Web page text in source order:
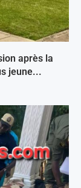
après la
jeune...